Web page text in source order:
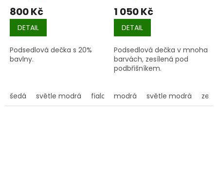
800 Kč
DETAIL
Podsedlová dečka s 20%
bavlny.
šedá světle modrá fialová vínová červená
1 050 Kč
DETAIL
Podsedlová dečka v mnoha
barvách, zesílená pod
podbřišníkem.
modrá světle modrá